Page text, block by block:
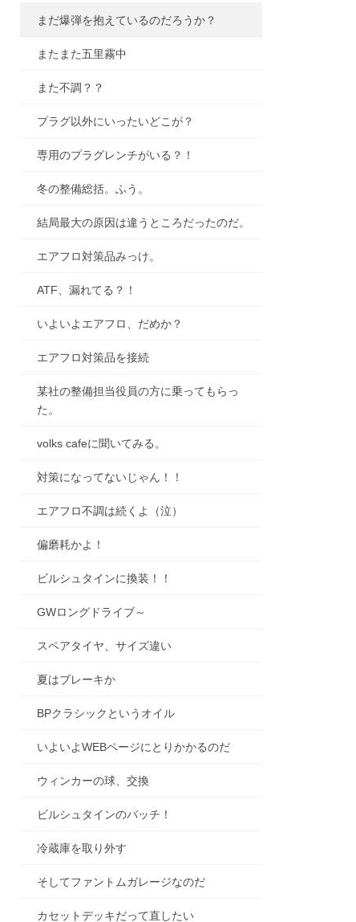
まだ爆弾を抱えているのだろうか？
またまた五里霧中
また不調？？
プラグ以外にいったいどこが？
専用のプラグレンチがいる？！
冬の整備総括。ふう。
結局最大の原因は違うところだったのだ。
エアフロ対策品みっけ。
ATF、漏れてる？！
いよいよエアフロ、だめか？
エアフロ対策品を接続
某社の整備担当役員の方に乗ってもらっ
た。
volks cafeに聞いてみる。
対策になってないじゃん！！
エアフロ不調は続くよ（泣）
偏磨耗かよ！
ビルシュタインに換装！！
GWロングドライブ～
スペアタイヤ、サイズ違い
夏はブレーキか
BPクラシックというオイル
いよいよWEBページにとりかかるのだ
ウィンカーの球、交換
ビルシュタインのバッチ！
冷蔵庫を取り外す
そしてファントムガレージなのだ
カセットデッキだって直したい